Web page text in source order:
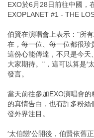
EXO於6月28日前往中國，
EXOPLANET #1 - THE
伯賢在演唱會上表示："所
在，每一位、每一位都很珍
這份心能傳達，不只是今
大家期待。"，這可以算是′
發言。
當天前往參加EXO演唱會
的真情告白，也有許多粉絲
發外界注目。
′太伯戀′公開後，伯賢依舊